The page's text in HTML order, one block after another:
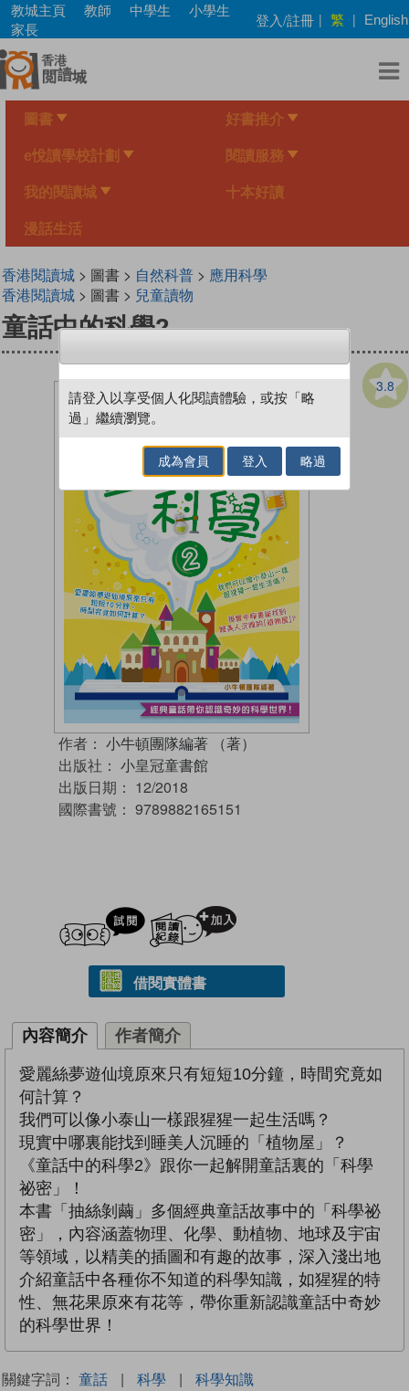
Skip
main
content
教城主頁 教師 中學生
小學生
家長
登入/註冊 | 繁 | English
圖書 好書推介
e悅讀學校計劃 閱讀服務
我的閱讀城 十本好讀
漫話生活
香港閱讀城> 圖書 > 自然科普> 應用科學
香港閱讀城> 圖書 > 兒童讀物
童話中的科學2
3.8
作者： 小牛頓團隊編著 （著）
出版社： 小皇冠童書館
出版日期： 12/2018
國際書號： 9789882165151
試閲
借閱實體書
內容簡介 作者簡介
愛麗絲夢遊仙境原來只有短短10分鐘，時間究竟如
何計算？
我們可以像小泰山一樣跟猩猩一起生活嗎？
現實中哪裏能找到睡美人沉睡的「植物屋」？
《童話中的科學2》跟你一起解開童話裏的「科學
祕密」！
本書「抽絲剝繭」多個經典童話故事中的「科學祕
密」，內容涵蓋物理、化學、動植物、地球及宇宙
等領域，以精美的插圖和有趣的故事，深入淺出地
介紹童話中各種你不知道的科學知識，如猩猩的特
性、無花果原來有花等，帶你重新認識童話中奇妙
的科學世界！
關鍵字詞： 童話 | 科學 | 科學知識
請登入以享受個人化閱讀體驗，或按「略
過」繼續瀏覽。
成為會員 登入 略過